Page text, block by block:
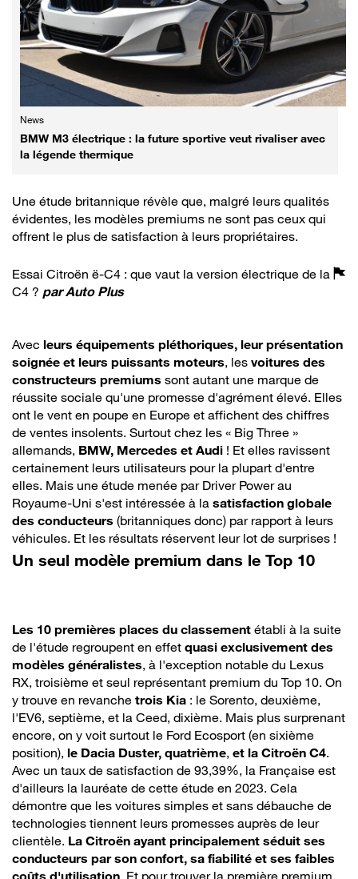
News
BMW M3 électrique : la future sportive veut rivaliser avec
la légende thermique
Une étude britannique révèle que, malgré leurs qualités
évidentes, les modèles premiums ne sont pas ceux qui
offrent le plus de satisfaction à leurs propriétaires.
Essai Citroën ë-C4 : que vaut la version électrique de la
C4 ? parAuto Plus
Avec leurs équipements pléthoriques, leur présentation
soignée et leurs puissants moteurs, les voitures des
constructeurs premiums sont autant une marque de
réussite sociale qu'une promesse d'agrément élevé. Elles
ont le vent en poupe en Europe et affichent des chiffres
de ventes insolents. Surtout chez les « Big Three »
allemands, BMW, Mercedes et Audi ! Et elles ravissent
certainement leurs utilisateurs pour la plupart d'entre
elles. Mais une étude menée par Driver Power au
Royaume-Uni s'est intéressée à la satisfaction globale
des conducteurs (britanniques donc) par rapport à leurs
véhicules. Et les résultats réservent leur lot de surprises !
Un seul modèle premium dans le Top 10
Les 10 premières places du classement établi à la suite
de l'étude regroupent en effet quasi exclusivement des
modèles généralistes, à l'exception notable du Lexus
RX, troisième et seul représentant premium du Top 10. On
y trouve en revanche trois Kia : le Sorento, deuxième,
l'EV6, septième, et la Ceed, dixième. Mais plus surprenant
encore, on y voit surtout le Ford Ecosport (en sixième
position), le Dacia Duster, quatrième, et la Citroën C4.
Avec un taux de satisfaction de 93,39%, la Française est
d'ailleurs la lauréate de cette étude en 2023. Cela
démontre que les voitures simples et sans débauche de
technologies tiennent leurs promesses auprès de leur
clientèle. La Citroën ayant principalement séduit ses
conducteurs par son confort, sa fiabilité et ses faibles